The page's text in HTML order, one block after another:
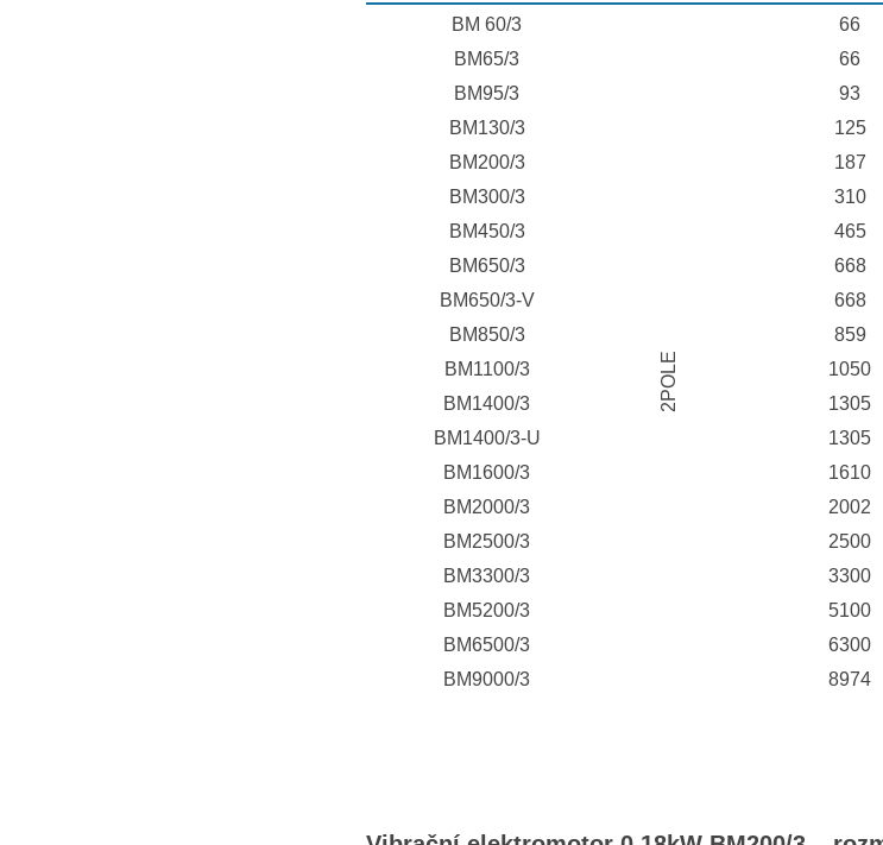
BM 60/3
BM65/3
BM95/3
BM130/3
BM200/3
BM300/3
BM450/3
BM650/3
BM650/3-V
BM850/3
BM1100/3
BM1400/3
BM1400/3-U
BM1600/3
BM2000/3
BM2500/3
BM3300/3
BM5200/3
BM6500/3
BM9000/3
2POLE
66
66
93
125
187
310
465
668
668
859
1050
1305
1305
1610
2002
2500
3300
5100
6300
8974